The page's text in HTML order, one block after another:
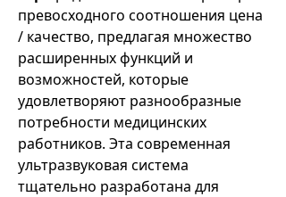
превосходного соотношения цена
/ качество, предлагая множество
расширенных функций и
возможностей, которые
удовлетворяют разнообразные
потребности медицинских
работников. Эта современная
ультразвуковая система
тщательно разработана для